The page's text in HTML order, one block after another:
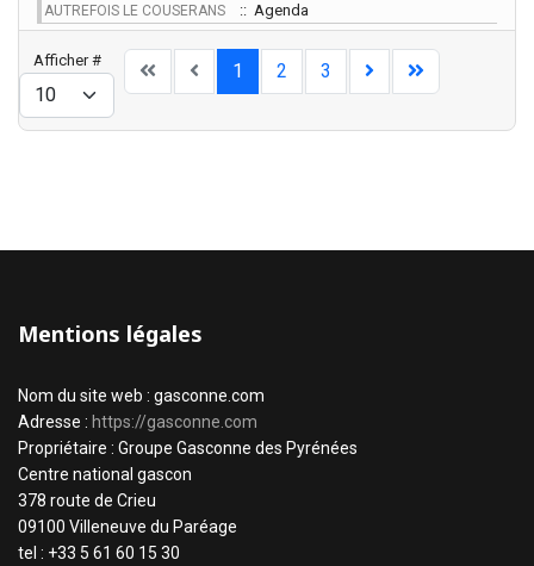
AUTREFOIS LE COUSERANS :: Agenda
Limite de la pagination
Afficher # 1 2 3
Mentions légales
Nom du site web : gasconne.com
Adresse : https://gasconne.com
Propriétaire : Groupe Gasconne des Pyrénées
Centre national gascon
378 route de Crieu
09100 Villeneuve du Paréage
tel : +33 5 61 60 15 30